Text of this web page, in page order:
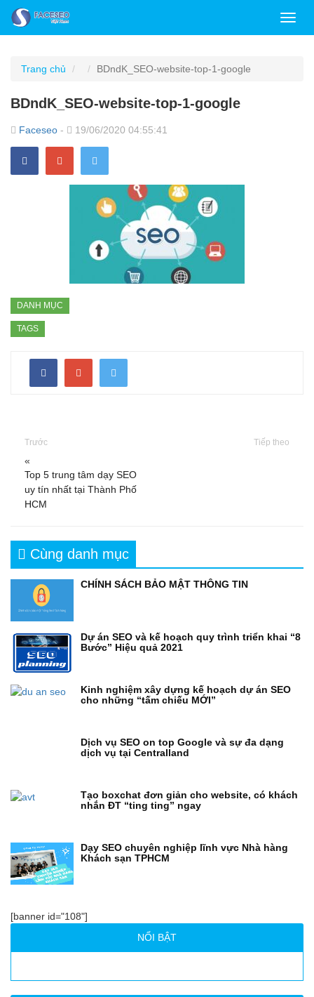
Trang chủ BDndK_SEO-website-top-1-google
BDndK_SEO-website-top-1-google
Faceseo - 19/06/2020 04:55:41
DANH MỤC
TAGS
Trước
«
Top 5 trung tâm dạy SEO
uy tín nhất tại Thành Phố
HCM
Tiếp theo
Cùng danh mục
CHÍNH SÁCH BẢO MẬT THÔNG TIN
Dự án SEO và kế hoạch quy trình triển khai “8
Bước” Hiệu quả 2021
Kinh nghiệm xây dựng kế hoạch dự án SEO
cho những “tấm chiếu MỚI”
Dịch vụ SEO on top Google và sự đa dạng
dịch vụ tại Centralland
Tạo boxchat đơn giản cho website, có khách
nhắn ĐT “ting ting” ngay
Dạy SEO chuyên nghiệp lĩnh vực Nhà hàng
Khách sạn TPHCM
[banner id="108"]
NỔI BẬT